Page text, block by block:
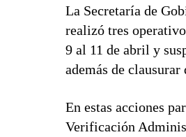
La Secretaría de
realizó tres
9 al 11 de abril y
además de
En estas acciones
Verificación